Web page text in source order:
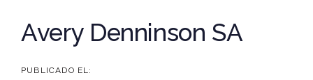
Avery Denninson SA
PUBLICADO EL:
Post
navigation